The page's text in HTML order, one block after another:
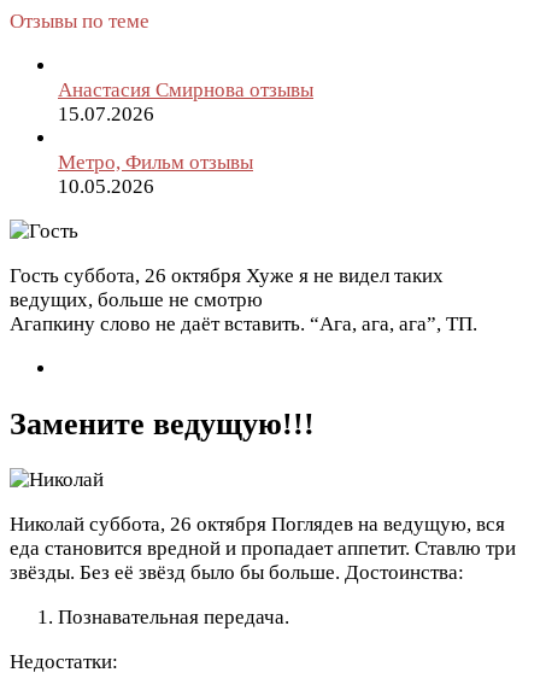
Отзывы по теме
Анастасия Смирнова отзывы
15.07.2026
Метро, Фильм отзывы
10.05.2026
Гость суббота, 26 октября Хуже я не видел таких
ведущих, больше не смотрю
Агапкину слово не даёт вставить. “Ага, ага, ага”, ТП.
Замените ведущую!!!
Николай суббота, 26 октября Поглядев на ведущую, вся
еда становится вредной и пропадает аппетит. Ставлю три
звёзды. Без её звёзд было бы больше. Достоинства:
Познавательная передача.
Недостатки: